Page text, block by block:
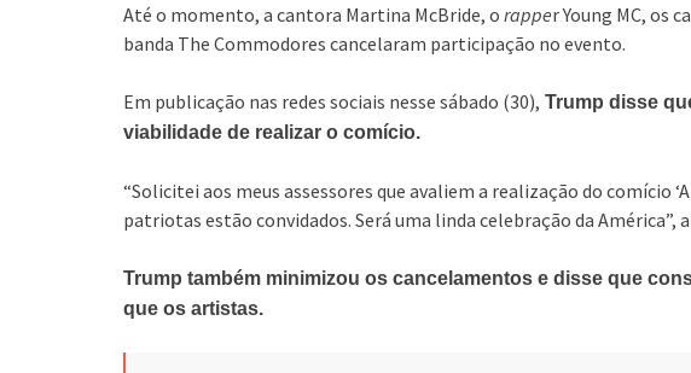
Até o momento, a cantora Martina McBride, o rapper Young MC, os
banda The Commodores cancelaram participação no evento.
Em publicação nas redes sociais nesse sábado (30), Trump disse
viabilidade de realizar o comício.
“Solicitei aos meus assessores que avaliem a realização do comício
patriotas estão convidados. Será uma linda celebração da América”,
Trump também minimizou os cancelamentos e disse que
que os artistas.